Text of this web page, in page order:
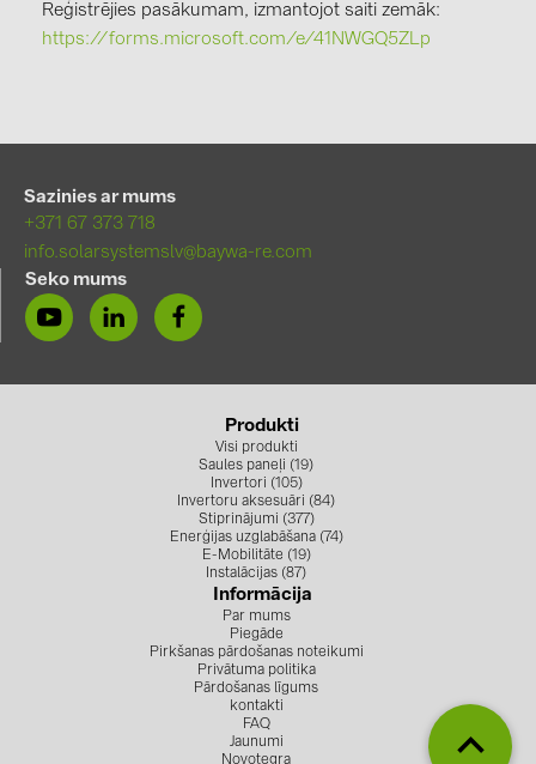
JINKO (1)
PROJOY (3)
PRYSMIAN DRAKA (18)
PYLONTECH (19)
QILOWATT (3)
Victron Energy B.V. (2)
Reģistrējies pasākumam, izmantojot saiti zemāk:
https://forms.microsoft.com/e/41NWGQ5ZLp
Sazinies ar mums
+371 67 373 718
info.solarsystemslv@baywa-re.com
Seko mums
Produkti
Visi produkti
Saules paneļi (19)
Invertori (105)
Invertoru aksesuāri (84)
Stiprinājumi (377)
Enerģijas uzglabāšana (74)
E-Mobilitāte (19)
Instalācijas (87)
Informācija
Par mums
Piegāde
Pirkšanas pārdošanas noteikumi
Privātuma politika
Pārdošanas līgums
kontakti
FAQ
Jaunumi
Novotegra